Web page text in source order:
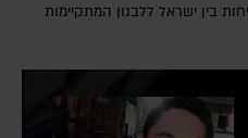
בין ישראל ללבנון המתקיימות